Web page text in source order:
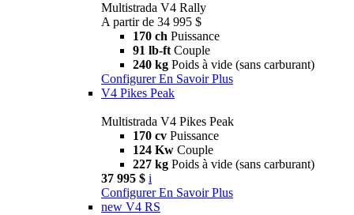
Multistrada V4 Rally
A partir de 34 995 $
170 ch Puissance
91 lb-ft Couple
240 kg Poids à vide (sans carburant)
Configurer En Savoir Plus
V4 Pikes Peak
Multistrada V4 Pikes Peak
170 cv Puissance
124 Kw Couple
227 kg Poids à vide (sans carburant)
37 995 $ i
Configurer En Savoir Plus
new V4 RS